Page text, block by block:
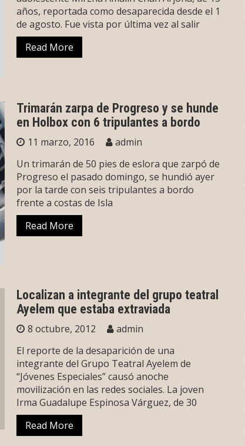
años, reportada como desaparecida desde el 1
de agosto. Fue vista por última vez al salir
Read More
Trimarán zarpa de Progreso y se hunde
en Holbox con 6 tripulantes a bordo
11 marzo, 2016
admin
Un trimarán de 50 pies de eslora que zarpó de
Progreso el pasado domingo, se hundió ayer
por la tarde con seis tripulantes a bordo
frente a costas de Isla
Read More
Localizan a integrante del grupo teatral
Ayelem que estaba extraviada
8 octubre, 2012
admin
El reporte de la desaparición de una
integrante del Grupo Teatral Ayelem de
“Jóvenes Especiales” causó anoche
movilización en las redes sociales. La joven
Irma Guadalupe Espinosa Várguez, de 30
Read More